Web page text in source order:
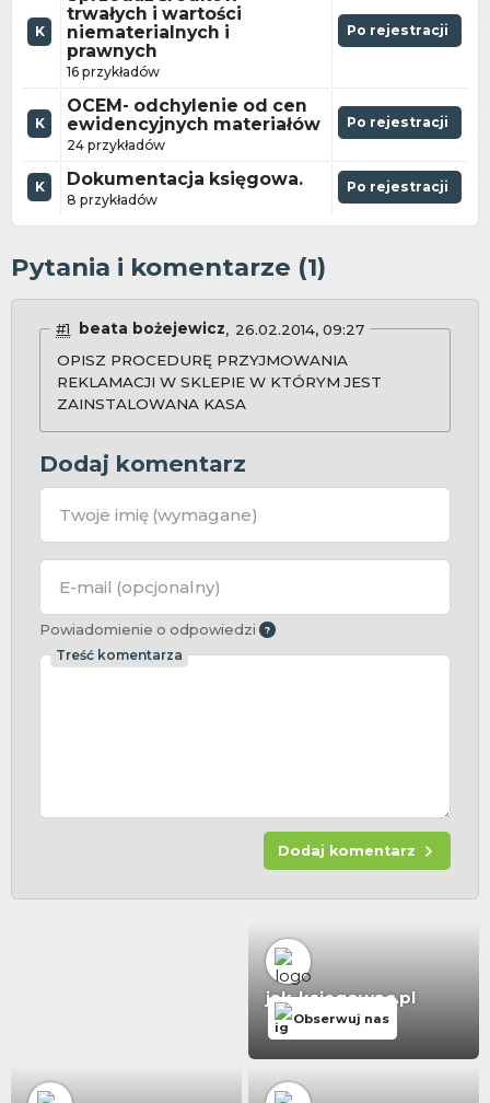
K
trwałych i wartości
niematerialnych i
prawnych
16 przykładów
Po rejestracji
K
OCEM- odchylenie od cen
ewidencyjnych materiałów
24 przykładów
Po rejestracji
K Dokumentacja księgowa.
8 przykładów
Po rejestracji
Pytania i komentarze (1)
#1 beata bożejewicz
26.02.2014, 09:27
OPISZ PROCEDURĘ PRZYJMOWANIA
REKLAMACJI W SKLEPIE W KTÓRYM JEST
ZAINSTALOWANA KASA
Dodaj komentarz
Twoje imię (wymagane)
E-mail (opcjonalny)
Powiadomienie o odpowiedzi
Treść komentarza
Dodaj komentarz
jak-ksiegowac.pl
Obserwuj nas